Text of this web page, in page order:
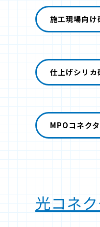
施工現場向
仕上げシリカ
MPOコネク
光コネ